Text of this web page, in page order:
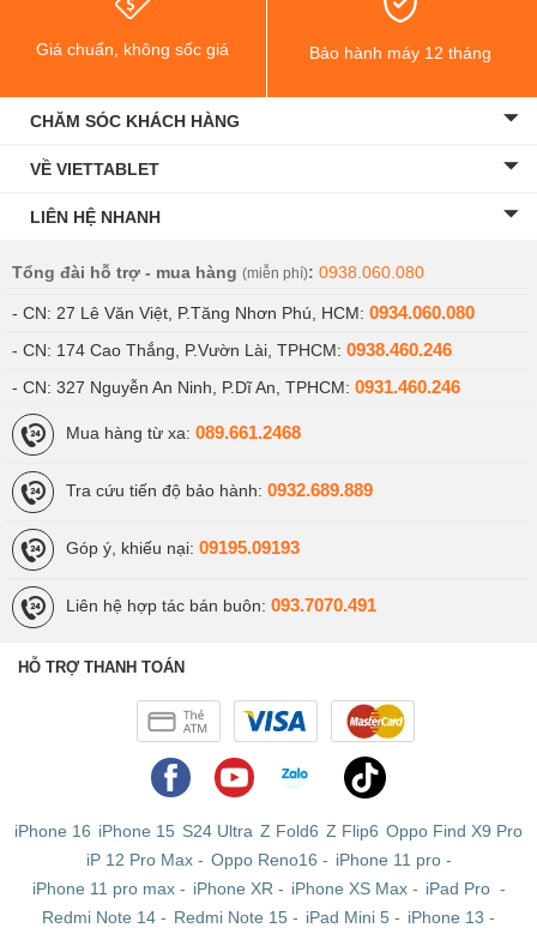
Apple Watch Ultra dành cho những ai?
Tóm lại, Apple Watch Ultra dành cho những ai?
Cho người dùng yêu vận động, thường xuyên đo lường
và quan tâm đến chỉ số sức khỏe
Người thích sự hầm hố, nam tính, cần một thiết bị đẹo
thông minh có ngoại hình ngầu
Thích hợp nhất với các bạn nam, giới trẻ vì ngoại hình
thời thượng, phá cách
Người dùng chán thiết kể cũ của Apple Watch, cần sự
Apple Watch Ultra Titanium Ocean Band
Apple Watch Ultra Titanium Ocean Bandlà phiên bản dây
đeo nổi bật, hầm hố đúng chất với cái tên - Ocean Band.
Ngoài sự khác biệt về dây đeo, Apple Watch Ultra
Giá chuẩn, không sốc giá Bảo hành máy 12 tháng
CHĂM SÓC KHÁCH HÀNG
VỀ VIETTABLET
LIÊN HỆ NHANH
Tổng đài hỗ trợ - mua hàng (miễn phí): 0938.060.080
- CN: 27 Lê Văn Việt, P.Tăng Nhơn Phú, HCM: 0934.060.080
- CN: 174 Cao Thắng, P.Vườn Lài, TPHCM: 0938.460.246
- CN: 327 Nguyễn An Ninh, P.Dĩ An, TPHCM: 0931.460.246
Mua hàng từ xa: 089.661.2468
Tra cứu tiến độ bảo hành: 0932.689.889
Góp ý, khiếu nại: 09195.09193
Liên hệ hợp tác bán buôn: 093.7070.491
HỖ TRỢ THANH TOÁN
iPhone 16 iPhone 15 S24 Ultra Z Fold6 Z Flip6 Oppo Find X9 Pro
iP 12 Pro Max- Oppo Reno16 - iPhone 11 pro-
iPhone 11 pro max- iPhone XR - iPhone XS Max- iPad Pro -
Redmi Note 14 - Redmi Note 15 - iPad Mini 5 - iPhone 13 -